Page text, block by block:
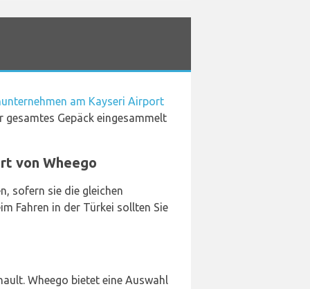
am Kayseri Airport
gesamtes Gepäck eingesammelt
von Wheego
sofern sie die gleichen
Fahren in der Türkei sollten Sie
Wheego bietet eine Auswahl